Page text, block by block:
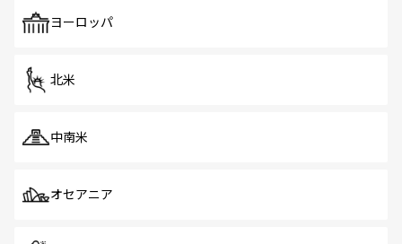
で、ホーカーズは地元の風情を楽しめる外せないスポット
ヨーロッパ
北米
中南米
オセアニア